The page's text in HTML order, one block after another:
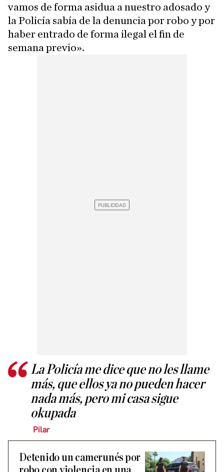
vamos de forma asidua a nuestro adosado y
la Policía sabía de la denuncia por robo y por
haber entrado de forma ilegal el fin de
semana previo».
La Policía me dice que no les llame
más, que ellos ya no pueden hacer
nada más, pero mi casa sigue
okupada
Pilar
Detenido un camerunés por